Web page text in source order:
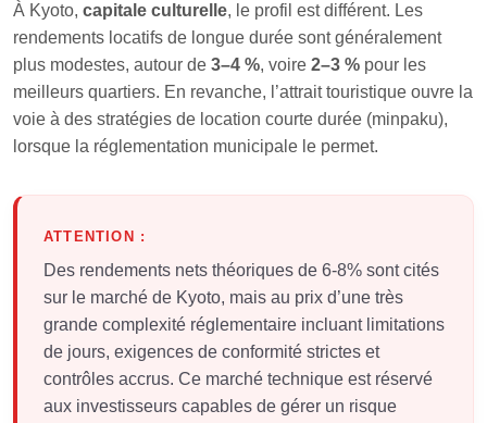
À Kyoto, capitale culturelle, le profil est différent. Les
rendements locatifs de longue durée sont généralement
plus modestes, autour de 3–4 %, voire 2–3 % pour les
meilleurs quartiers. En revanche, l’attrait touristique ouvre la
voie à des stratégies de location courte durée (minpaku),
lorsque la réglementation municipale le permet.
ATTENTION :
Des rendements nets théoriques de 6-8% sont cités
sur le marché de Kyoto, mais au prix d’une très
grande complexité réglementaire incluant limitations
de jours, exigences de conformité strictes et
contrôles accrus. Ce marché technique est réservé
aux investisseurs capables de gérer un risque